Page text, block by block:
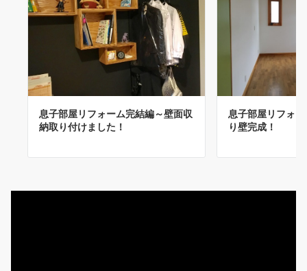
息子部屋リフォーム完結編～壁面収
納取り付けました！
息子部屋リフォ
り壁完成！